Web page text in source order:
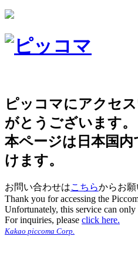
ピッコマにアクセ
がとうございます。
本ページは日本国
けます。
お問い合わせはこちらからお願
Thank you for accessing the
Unfortunately, this service can only
For inquiries, please click here.
Kakao piccoma Corp.